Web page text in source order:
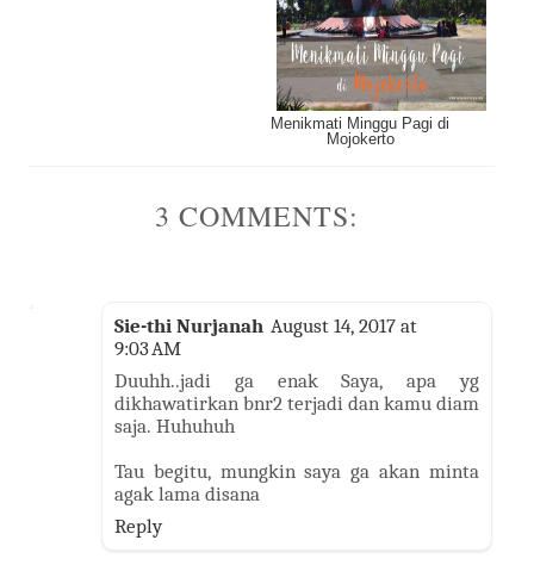
Menikmati Minggu Pagi di
Mojokerto
3 COMMENTS:
Sie-thi Nurjanah August 14, 2017 at
9:03 AM
Duuhh..jadi ga enak Saya, apa yg
dikhawatirkan bnr2 terjadi dan kamu diam
saja. Huhuhuh
Tau begitu, mungkin saya ga akan minta
agak lama disana
Reply